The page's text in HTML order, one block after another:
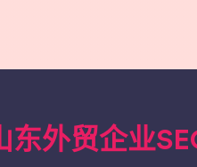
东外贸企业